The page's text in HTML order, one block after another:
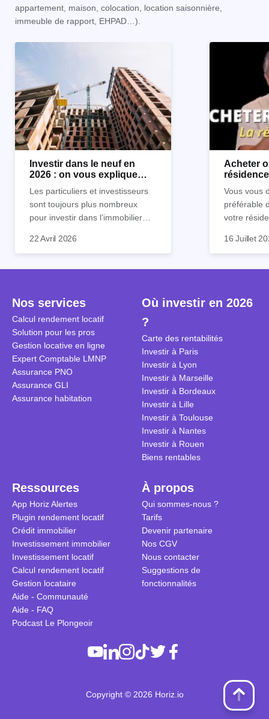
appartement, maison, colocation, location saisonnière,
immeuble de rapport, EHPAD…).
Investir dans le neuf en
2026 : on vous explique
Les particuliers et investisseurs
sont toujours plus nombreux
pour investir dans l’immobilier
nombreux avantages à choisir ce
expliquons tout dans cet article.
22 Avril 2026
Acheter
Vous vous
préférable
votre
pour
la règle
secondes
fenêtres"
sécuriser
16 Juillet
Nos services
Calcul rendement locatif
Solution pour les pros
Gestion locative en ligne
Expert Comptable LMNP
Assurance PNO
Assurance GLI
Assurance habitation
Où investir en 2026
?
Carte des rentabilités
Investir à Paris
Investir à Lyon
Investir à Marseille
Investir à Bordeaux
Investir à Lille
Investir à Toulouse
Investir à Nantes
Investir à Rouen
Biens rentables
Ressources
App Horiz Alertes
Plugin rendement locatif
Crédit immobilier
Investissement immobilier
Investissement locatif
Calcul rendement locatif
Gestion locataire
Aide - Communauté
Aide - FAQ
Podcast Le Plongeoir
À propos
Qui sommes-nous ?
Tarifs
Devenir partenaire
Nos CGV
Nous contacter
Suggestions de
fonctionnalités
Copyright © 2026 Horiz.io